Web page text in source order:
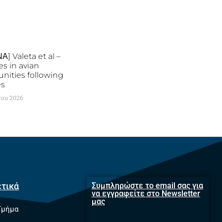
Valeta et al –
in avian
following
2026
Συμπληρώστε το email σας για
να εγγραφείτε στο Newsletter
μας